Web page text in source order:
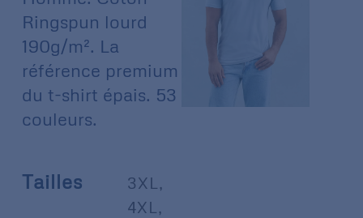
Ringspun lourd
190g/m². La
référence premium
du t-shirt épais. 53
couleurs.
Tailles 3XL ,
4XL ,